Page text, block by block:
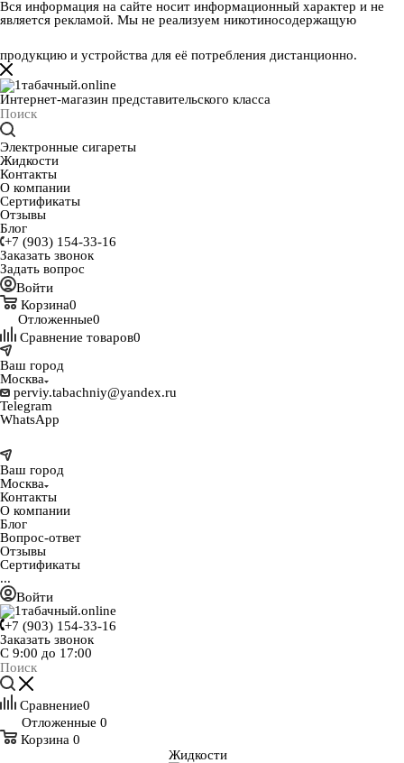
Вся информация на сайте носит информационный характер и не
является рекламой. Мы не реализуем никотиносодержащую
продукцию и устройства для её потребления дистанционно.
Интернет-магазин представительского класса
Электронные сигареты
Жидкости
Контакты
О компании
Сертификаты
Отзывы
Блог
+7 (903) 154-33-16
Заказать звонок
Задать вопрос
Войти
Корзина0
Отложенные0
Сравнение товаров0
Ваш город
Москва
perviy.tabachniy@yandex.ru
Telegram
WhatsApp
Ваш город
Москва
Контакты
О компании
Блог
Вопрос-ответ
Отзывы
Сертификаты
...
Войти
+7 (903) 154-33-16
Заказать звонок
С 9:00 до 17:00
Сравнение0
Отложенные 0
Корзина 0
Жидкости